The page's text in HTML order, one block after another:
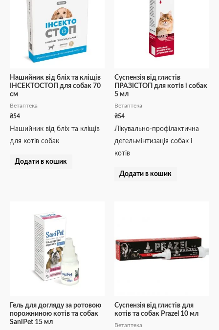
Нашийник від бліх та кліщів
ІНСЕКТОСТОП для собак 70
см
Ветаптека
₴54
Нашийник від бліх та кліщів
для котів собак
Додати в кошик
Суспензія від глистів
ПРАЗІСТОП для котів і собак
5 мл
Ветаптека
₴54
Лікувально-профілактична
дегельмінтизація собак і
котів
Додати в кошик
Гель для догляду за ротовою
порожниною котів та собак
SaniPet 15 мл
Суспензія від глистів для
котів та собак Prazel 10 мл
Ветаптека